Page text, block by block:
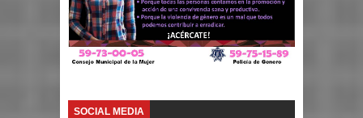
SOCIAL MEDIA